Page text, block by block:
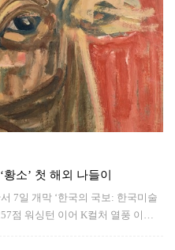
소’ 첫 해외 나들이
7일 개막 ‘한국의 국보: 한국미술
점 워싱턴 이어 K컬처 열풍 이끌